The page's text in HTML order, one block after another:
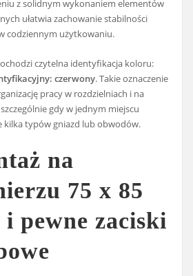
z solidnym wykonaniem elementów
ułatwia zachowanie stabilności
codziennym użytkowaniu.
czytelna identyfikacja koloru:
czerwony. Takie oznaczenie
pracy w rozdzielniach i na
gdy w jednym miejscu
kilka typów gniazd lub obwodów.
na
75 x 85
i pewne zaciski